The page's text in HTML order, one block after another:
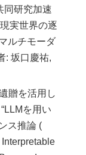
同研究加速
実世界の逐
ルチモーダ
: 坂口慶祐,
贈を活用し
を用い
ス推論 (